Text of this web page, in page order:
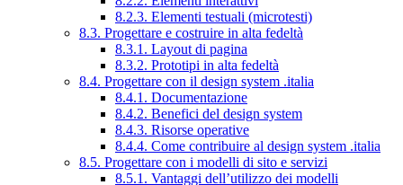
8.2.3. Elementi testuali (microtesti)
8.3. Progettare e costruire in alta fedeltà
8.3.1. Layout di pagina
8.3.2. Prototipi in alta fedeltà
8.4. Progettare con il design system .italia
8.4.1. Documentazione
8.4.2. Benefici del design system
8.4.3. Risorse operative
8.4.4. Come contribuire al design system .italia
8.5. Progettare con i modelli di sito e servizi
8.5.1. Vantaggi dell’utilizzo dei modelli